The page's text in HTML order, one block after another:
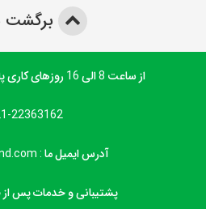
برگشت
از ساعت 8 الی 16 روزهای کاری پاسخگوی شما هستیم
22363162
آدرس ایمیل ما : info@fitoland.com
پشتیبانی و خدمات پس